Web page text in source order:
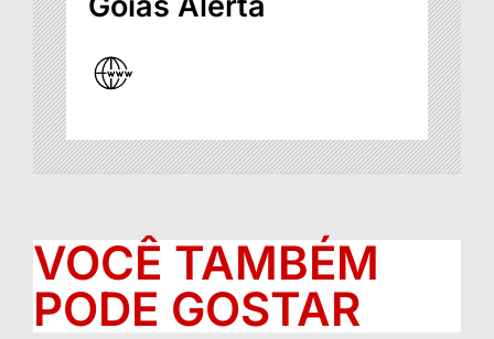
VOCÊ TAMBÉM
PODE GOSTAR